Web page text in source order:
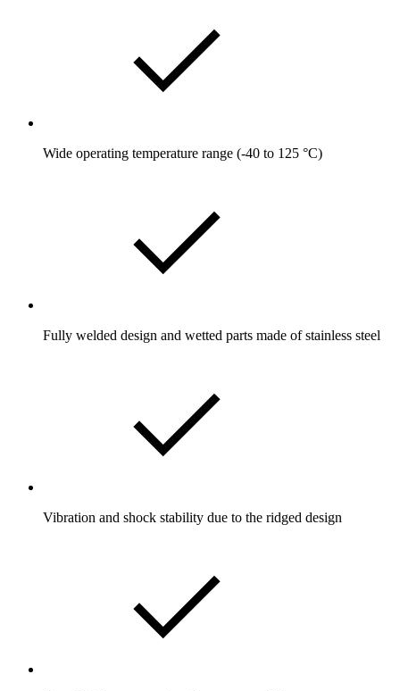
Wide operating temperature range (-40 to 125 °C)
Fully welded design and wetted parts made of stainless steel
Vibration and shock stability due to the ridged design